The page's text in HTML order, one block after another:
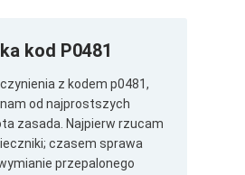
kod P0481
z kodem p0481,
od najprostszych
zasada. Najpierw rzucam
czasem sprawa
przepalonego